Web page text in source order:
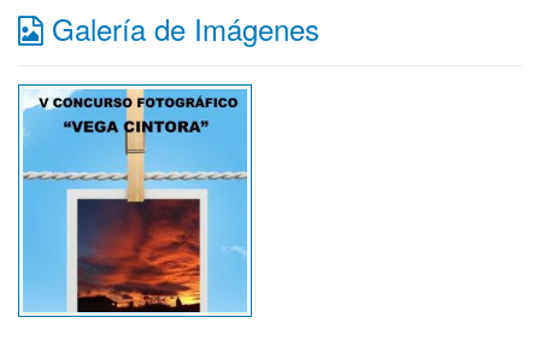
Galería de Imágenes